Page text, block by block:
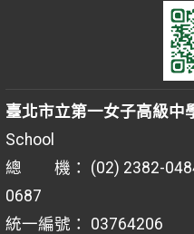
臺北市立第一女子高級中
School
總 機： (02) 2382-
0687
統一編號： 03764206